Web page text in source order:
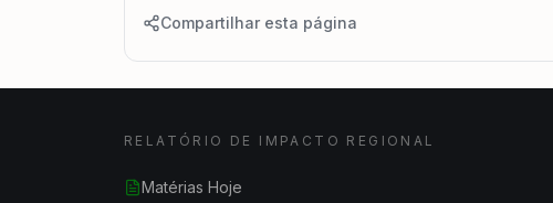
Compartilhar esta página
RELATÓRIO DE IMPACTO REGIONAL
Matérias Hoje